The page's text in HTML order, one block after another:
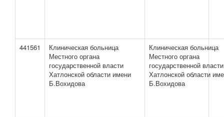
441561
Клиническая больница
Местного органа
государственной власти
Хатлонской области имени
Б.Вохидова
Клиническая больница
Местного органа
государственной власти
Хатлонской области
Б.Вохидова